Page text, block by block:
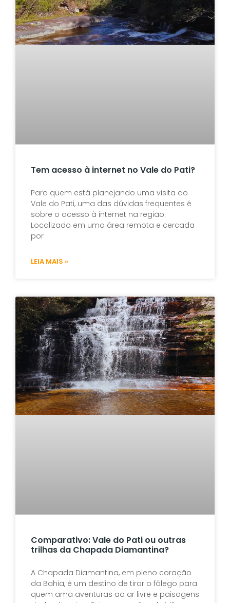
Tem acesso à internet no Vale do Pati?
Para quem está planejando uma visita ao
Vale do Pati, uma das dúvidas frequentes é
sobre o acesso à internet na região.
Localizado em uma área remota e cercada
por
LEIA MAIS »
Comparativo: Vale do Pati ou outras
trilhas da Chapada Diamantina?
A Chapada Diamantina, em pleno coração
da Bahia, é um destino de tirar o fôlego para
quem ama aventuras ao ar livre e paisagens